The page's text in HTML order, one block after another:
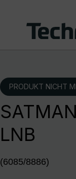
PRODUKT NICHT
LNB
(6085/8886)